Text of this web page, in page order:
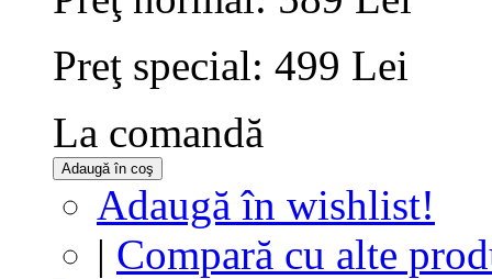
Preţ special: 499 Lei
La comandă
Adaugă în coş
Adaugă în wishlist!
| Compară cu alte